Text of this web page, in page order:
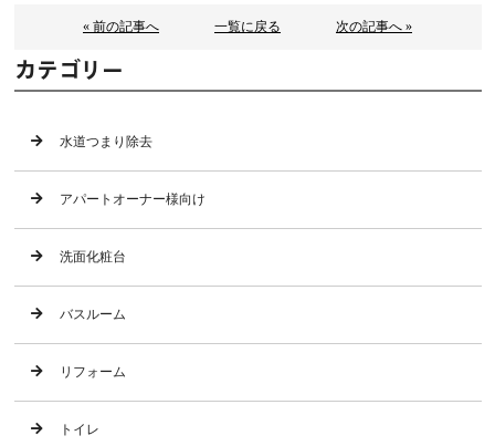
« 前の記事へ 一覧に戻る 次の記事へ »
カテゴリー
水道つまり除去
アパートオーナー様向け
洗面化粧台
バスルーム
リフォーム
トイレ